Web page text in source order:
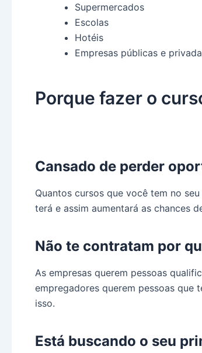
Supermercados
Escolas
Hotéis
Empresas públicas e
Porque fazer o
Cansado de perder
Quantos cursos que você tem no
terá e assim aumentará as chances
Não te contratam por
As empresas querem pessoas
empregadores querem pessoas que
isso.
Está buscando o seu